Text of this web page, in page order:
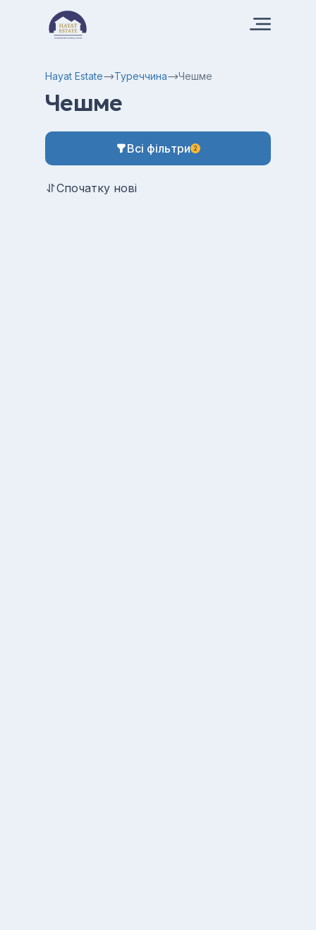
Hayat Estate Туреччина Чешме
Чешме
Всі фільтри 2
Спочатку нові